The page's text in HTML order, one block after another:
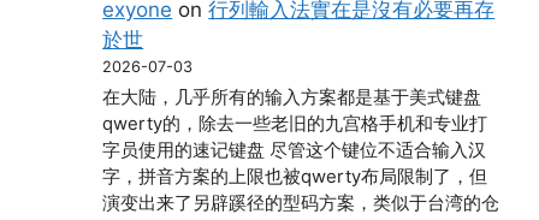
exyone on行列輸入法實在是沒有必要再存
於世
2026-07-03
在大陆，几乎所有的输入方案都是基于美式键盘
qwerty的，除去一些老旧的九宫格手机和专业打
字员使用的速记键盘 尽管这个键位不适合输入汉
字，拼音方案的上限也被qwerty布局限制了，但
演变出来了另辟蹊径的型码方案，类似于台湾的仓